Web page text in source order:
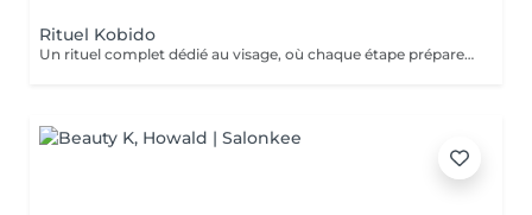
Rituel Kobido
Un rituel complet dédié au visage, où chaque étape prépare la suivante. Nettoyage en douceur, masque actif, puis le massage lift japonais ancestral aux mouvements précis et enveloppants, qui sculpte les traits, redessine l'ovale et relance la micro-circulation. Un art du geste transmis depuis des générations, pour un teint repulpé et un visage visiblement retendu dès la première séance.